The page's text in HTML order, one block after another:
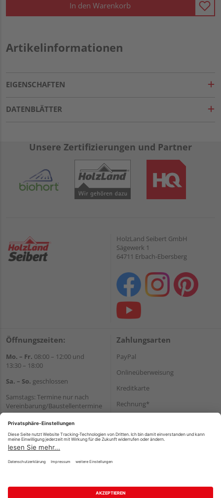
In den Warenkorb
Artikelinformationen
EIGENSCHAFTEN
DATENBLÄTTER
Unsere Zertifizierungen und Partner
HolzLand Seibert GmbH
Sägewerk 1
64711 Erbach-Ebersberg
Öffnungszeiten:
Mo. – Fr. 08:00 – 12:00 und
13:30 – 18:00
Sa. – So. geschlossen
Samstags: Termine nur nach
Vereinbarung/Baustellentermine
Wir helfen Ihnen gerne
weiter
Tel.:+49 6062 956180
E-Mail:shop@holzland-seibert.de
Zahlungsarten
PayPal
Onlineüberweisung
Kreditkarte
Rechnung*
Versand
Impressum AGB Widerruf
Datenschutz